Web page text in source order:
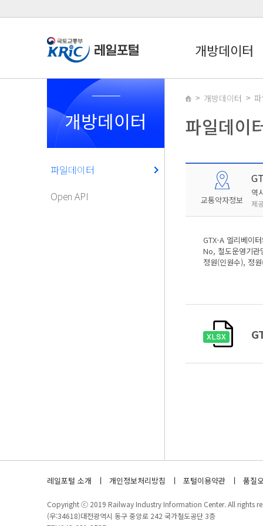
개방데이터
개방데이터
파일데이터
Open API
개방데이터
파일데이
교통약자정보
역
제
GTX-A 엘리베이
No, 철도운영기관
정원(인원수), 정
레일포털 소개 개인정보처리방침 포털이용약관 품질
Copyright ⓒ 2019 Railway Industry Information Center. All rights
(우:34618)대전광역시 동구 중앙로 242 국가철도공단 3층